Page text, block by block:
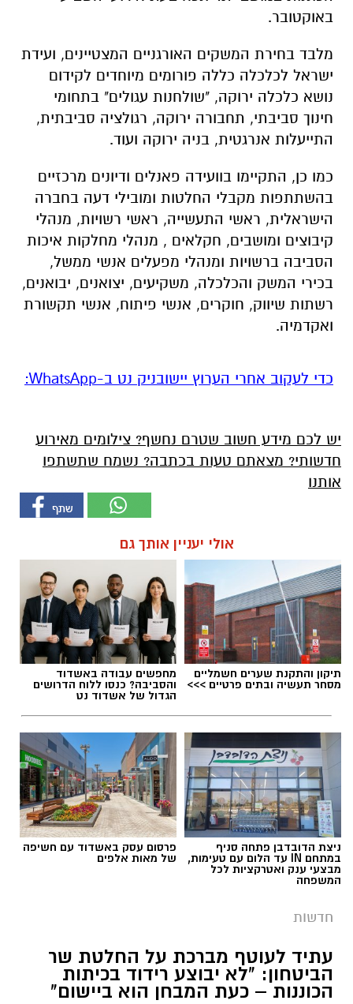
באוקטובר.
מלבד בחירת המשקים האורגניים המצטיינים, ועידת
ישראל לכלכלה כללה פורומים מיוחדים לקידום
נושא כלכלה ירוקה, "שולחנות עגולים" בתחומי
חינוך סביבתי, תחבורה ירוקה, רגולציה סביבתית,
התייעלות אנרגטית, בניה ירוקה ועוד.
כמו כן, התקיימו בוועידה פאנלים ודיונים מרכזיים
בהשתתפות מקבלי החלטות ומובילי דעה בחברה
הישראלית, ראשי התעשייה, ראשי רשויות, מנהלי
קיבוצים ומושבים, חקלאים , מנהלי מחלקות איכות
הסביבה ברשויות ומנהלי מפעלים אנשי ממשל,
בכירי המשק והכלכלה, משקיעים, יצואנים, יבואנים,
רשתות שיווק, חוקרים, אנשי פיתוח, אנשי תקשורת
ואקדמיה.
‏כדי לעקוב אחרי הערוץ יישובניק נט ב-WhatsApp:‏‏‏
יש לכם מידע חשוב שטרם נחשף? צילומים מאירוע
חדשותי? מצאתם טעות בכתבה? נשמח שתשתפו
אותנו
אולי יעניין אותך גם
תיקון והתקנת שערים חשמליים
מסחר תעשיה ובתים פרטיים >>>
מחפשים עבודה באשדוד
והסביבה? כנסו ללוח הדרושים
הגדול של אשדוד נט
ניצת הדובדבן פתחה סניף
במתחם IN עד הלום עם טעימות,
מבצעי ענק ואטרקציות לכל
המשפחה
פרסום עסק באשדוד עם חשיפה
של מאות אלפים
חדשות
עתיד לעוטף מברכת על החלטת שר
הביטחון: "לא יבוצע רידוד בכיתות
הכוננות – כעת המבחן הוא ביישום"